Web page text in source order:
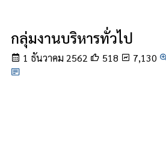
กลุ่มงานบริหารทั่วไป
1 ธันวาคม 2562 518 7,130